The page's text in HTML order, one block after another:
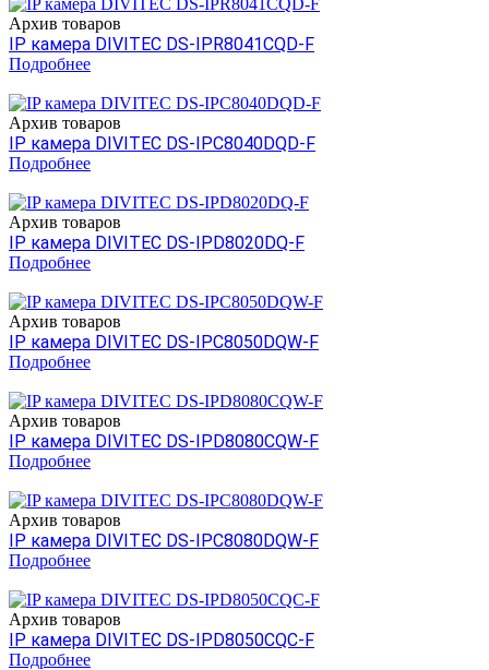
Архив товаров
IP камера DIVITEC DS-IPR8041CQD-F
Подробнее
Архив товаров
IP камера DIVITEC DS-IPC8040DQD-F
Подробнее
Архив товаров
IP камера DIVITEC DS-IPD8020DQ-F
Подробнее
Архив товаров
IP камера DIVITEC DS-IPC8050DQW-F
Подробнее
Архив товаров
IP камера DIVITEC DS-IPD8080CQW-F
Подробнее
Архив товаров
IP камера DIVITEC DS-IPC8080DQW-F
Подробнее
Архив товаров
IP камера DIVITEC DS-IPD8050CQC-F
Подробнее